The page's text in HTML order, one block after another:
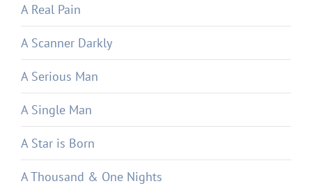
A Real Pain
A Scanner Darkly
A Serious Man
A Single Man
A Star is Born
A Thousand & One Nights